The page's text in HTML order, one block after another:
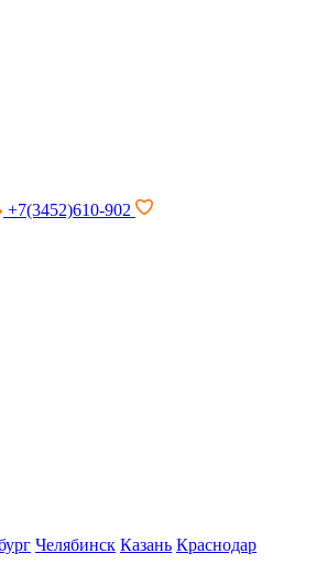
+7(3452)610-902
Челябинск Казань Краснодар